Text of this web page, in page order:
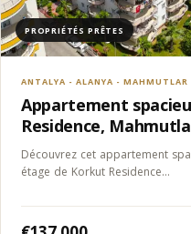
PROPRIÉTÉS PRÊTES
ANTALYA - ALANYA - MAHMUTLAR
Appartement
Residence,
Découvrez cet appartement
étage de Korkut Residence…